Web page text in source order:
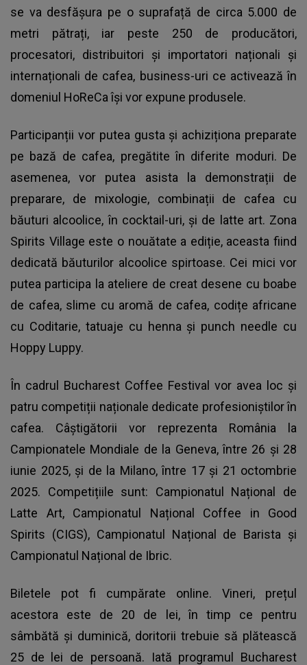
se va desfășura pe o suprafață de circa 5.000 de
metri pătrați, iar peste 250 de producători,
procesatori, distribuitori și importatori naționali și
internaționali de cafea, business-uri ce activează în
domeniul HoReCa își vor expune produsele.
Participanții vor putea gusta și achiziționa preparate
pe bază de cafea, pregătite în diferite moduri. De
asemenea, vor putea asista la demonstrații de
preparare, de mixologie, combinații de cafea cu
băuturi alcoolice, în cocktail-uri, și de latte art. Zona
Spirits Village este o nouătate a ediție, aceasta fiind
dedicată băuturilor alcoolice spirtoase. Cei mici vor
putea participa la ateliere de creat desene cu boabe
de cafea, slime cu aromă de cafea, codițe africane
cu Coditarie, tatuaje cu henna și punch needle cu
Hoppy Luppy.
În cadrul Bucharest Coffee Festival vor avea loc și
patru competiții naționale dedicate profesioniștilor în
cafea. Câștigătorii vor reprezenta România la
Campionatele Mondiale de la Geneva, între 26 și 28
iunie 2025, și de la Milano, între 17 și 21 octombrie
2025. Competițiile sunt: Campionatul Național de
Latte Art, Campionatul Național Coffee in Good
Spirits (CIGS), Campionatul Național de Barista și
Campionatul Național de Ibric.
Biletele pot fi cumpărate online. Vineri, prețul
acestora este de 20 de lei, în timp ce pentru
sâmbătă și duminică, doritorii trebuie să plătească
25 de lei de persoană. Iată programul Bucharest